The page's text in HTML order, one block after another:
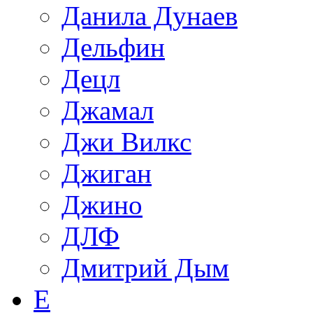
Данила Дунаев
Дельфин
Децл
Джамал
Джи Вилкс
Джиган
Джино
ДЛФ
Дмитрий Дым
Е